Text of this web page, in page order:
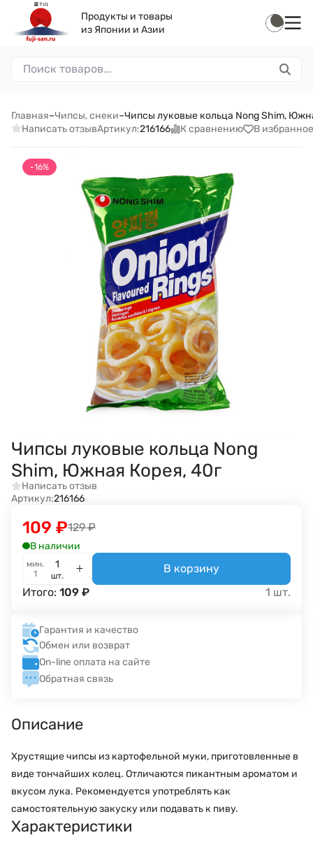
Продукты и товары
из Японии и Азии
Главная–Чипсы, снеки–Чипсы луковые кольца Nong Shim,
Написать отзывАртикул:216166 К сравнению В избранное
-16%
Чипсы луковые кольца Nong
Shim, Южная Корея, 40г
Написать отзыв
Артикул:216166
129 ₽
109 ₽
В наличии
мин.
1
шт.
В корзину
Итого: 109 ₽ 1 шт.
Гарантия и качество
Обмен или возврат
On-line оплата на сайте
Обратная связь
Описание
Хрустящие чипсы из картофельной муки, приготовленные в
виде тончайших колец. Отличаются пикантным ароматом и
вкусом лука. Рекомендуется употреблять как
самостоятельную закуску или подавать к пиву.
Характеристики